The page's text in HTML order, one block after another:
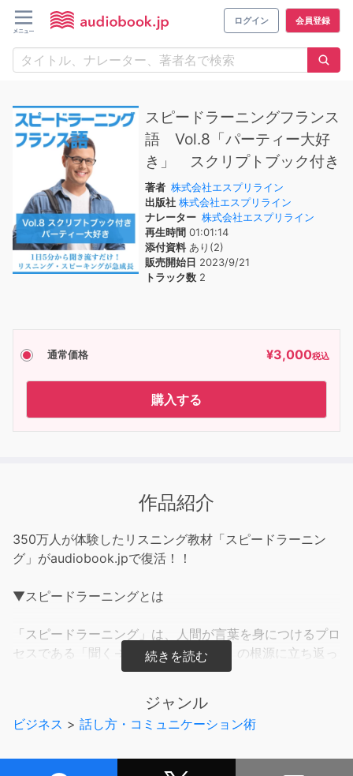
ログイン 会員登録
スピードラーニングフランス
語 Vol.8「パーティー大好
き」 スクリプトブック付き
著者 株式会社エスプリライン
出版社 株式会社エスプリライン
ナレーター 株式会社エスプリライン
再生時間 01:01:14
添付資料あり(2)
販売開始日 2023/9/21
トラック数 2
通常価格 ¥3,000税込
購入する
作品紹介
350万人が体験したリスニング教材「スピードラーニン
グ」がaudiobook.jpで復活！！
▼スピードラーニングとは
「スピードラーニング」は、人間が言葉を身につけるプロ
セスである「聞く→話す→読む→書く」の根源に立ち返っ
て、「聞く→話す」を繰り返し行うことで、語学回路のイ
るように語学を聞き流して習慣化させることで、頭の中に
外国語が自然と浮かんでくる、コミュニケーションに強い
ジャンル
ビジネス > 話し方・コミュニケーション術